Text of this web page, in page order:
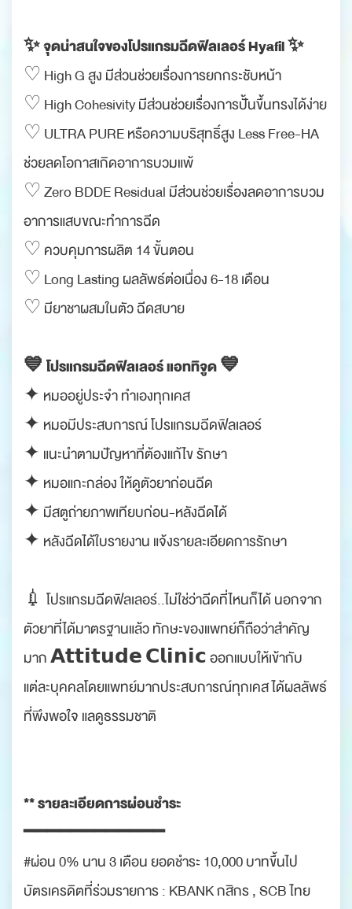
✨ จุดน่าสนใจของโปรแกรมฉีดฟิลเลอร์ Hyafil ✨
♡ High G สูง มีส่วนช่วยเรื่องการยกกระชับหน้า
♡ High Cohesivity มีส่วนช่วยเรื่องการปั้นขึ้นทรงได้ง่าย
♡ ULTRA PURE หรือความบริสุทธิ์สูง Less Free-HA
ช่วยลดโอกาสเกิดอาการบวมแพ้
♡ Zero BDDE Residual มีส่วนช่วยเรื่องลดอาการบวม
อาการแสบขณะทำการฉีด
♡ ควบคุมการผลิต 14 ขั้นตอน
♡ Long Lasting ผลลัพธ์ต่อเนื่อง 6-18 เดือน
♡ มียาชาผสมในตัว ฉีดสบาย
💙 โปรแกรมฉีดฟิลเลอร์ แอททิจูด 💙
✦ หมออยู่ประจำ ทำเองทุกเคส
✦ หมอมีประสบการณ์ โปรแกรมฉีดฟิลเลอร์
✦ แนะนำตามปัญหาที่ต้องแก้ไข รักษา
✦ หมอแกะกล่อง ให้ดูตัวยาก่อนฉีด
✦ มีสตูถ่ายภาพเทียบก่อน-หลังฉีดได้
✦ หลังฉีดได้ใบรายงาน แจ้งรายละเอียดการรักษา
💉 โปรแกรมฉีดฟิลเลอร์..ไม่ใช่ว่าฉีดที่ไหนก็ได้ นอกจาก
ตัวยาที่ได้มาตรฐานแล้ว ทักษะของแพทย์ก็ถือว่าสำคัญ
มาก 𝗔𝘁𝘁𝗶𝘁𝘂𝗱𝗲 𝗖𝗹𝗶𝗻𝗶𝗰 ออกแบบให้เข้ากับ
แต่ละบุคคลโดยแพทย์มากประสบการณ์ทุกเคส ได้ผลลัพธ์
ที่พึงพอใจ แลดูธรรมชาติ
** รายละเอียดการผ่อนชำระ
━━━━━━━━━━━━
#ผ่อน 0% นาน 3 เดือน ยอดชำระ 10,000 บาทขึ้นไป
บัตรเครดิตที่ร่วมรายการ : KBANK กสิกร , SCB ไทย